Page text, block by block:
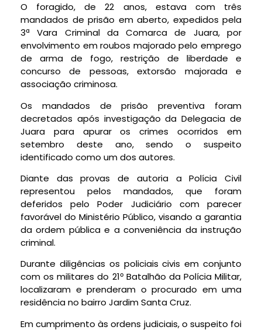
O foragido, de 22 anos, estava com três
mandados de prisão em aberto, expedidos pela
3ª Vara Criminal da Comarca de Juara, por
envolvimento em roubos majorado pelo emprego
de arma de fogo, restrição de liberdade e
concurso de pessoas, extorsão majorada e
associação criminosa.
Os mandados de prisão preventiva foram
decretados após investigação da Delegacia de
Juara para apurar os crimes ocorridos em
setembro deste ano, sendo o suspeito
identificado como um dos autores.
Diante das provas de autoria a Polícia Civil
representou pelos mandados, que foram
deferidos pelo Poder Judiciário com parecer
favorável do Ministério Público, visando a garantia
da ordem pública e a conveniência da instrução
criminal.
Durante diligências os policiais civis em conjunto
com os militares do 21º Batalhão da Polícia Militar,
localizaram e prenderam o procurado em uma
residência no bairro Jardim Santa Cruz.
Em cumprimento às ordens judiciais, o suspeito foi